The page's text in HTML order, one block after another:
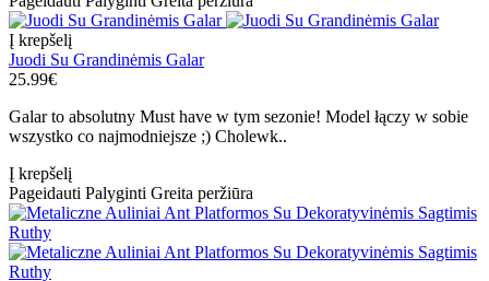
Į krepšelį
Juodi Su Grandinėmis Galar
25.99€
Galar to absolutny Must have w tym sezonie! Model łączy w sobie
wszystko co najmodniejsze ;) Cholewk..
Į krepšelį
Pageidauti Palyginti Greita peržiūra